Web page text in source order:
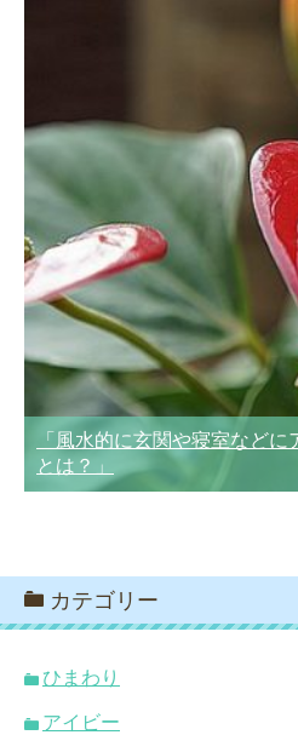
「風水的に玄関や寝室など
とは？」
カテゴリー
ひまわり
アイビー